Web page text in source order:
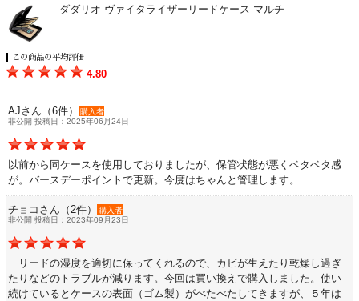
ダダリオ ヴァイタライザーリードケース マルチ
この商品の平均評価
4.80
AJさん（6件）
購入者
非公開 投稿日：2025年06月24日
以前から同ケースを使用しておりましたが、保管状態が悪くベタベタ感
が。バースデーポイントで更新。今度はちゃんと管理します。
チョコさん（2件）
購入者
非公開 投稿日：2023年09月23日
リードの湿度を適切に保ってくれるので、カビが生えたり乾燥し過ぎ
たりなどのトラブルが減ります。今回は買い換えで購入しました。使い
続けているとケースの表面（ゴム製）がべたべたしてきますが、５年は
楽器スタンド
お手入れ用品・パーツ
チューナー・メトロノーム
音楽ギフト・雑貨
書籍・CD